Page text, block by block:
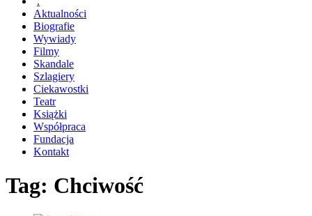
Aktualności
Biografie
Wywiady
Filmy
Skandale
Szlagiery
Ciekawostki
Teatr
Książki
Współpraca
Fundacja
Kontakt
Tag: Chciwość